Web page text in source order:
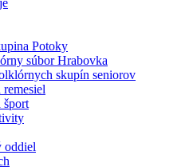
Potoky
súbor Hrabovka
skupín seniorov
šport
oddiel